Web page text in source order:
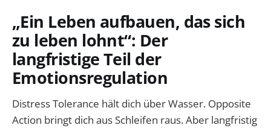
„Ein Leben aufbauen, das sich
zu leben lohnt“: Der
langfristige Teil der
Emotionsregulation
Distress Tolerance hält dich über Wasser. Opposite
Action bringt dich aus Schleifen raus. Aber langfristig